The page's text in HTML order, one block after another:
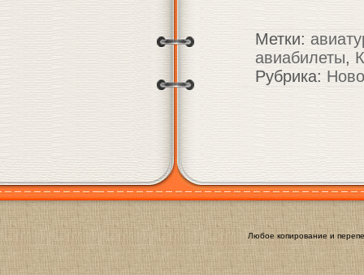
Метки:
авиабилеты,
Рубрика:
Любое копирование и